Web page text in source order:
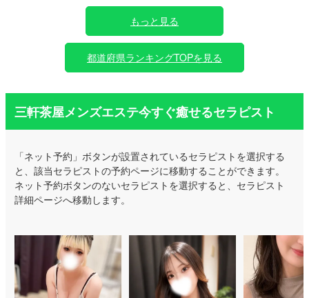
もっと見る
都道府県ランキングTOPを見る
三軒茶屋メンズエステ今すぐ癒せるセラピスト
「ネット予約」ボタンが設置されているセラピストを選択する
と、該当セラピストの予約ページに移動することができます。
ネット予約ボタンのないセラピストを選択すると、セラピスト
詳細ページへ移動します。